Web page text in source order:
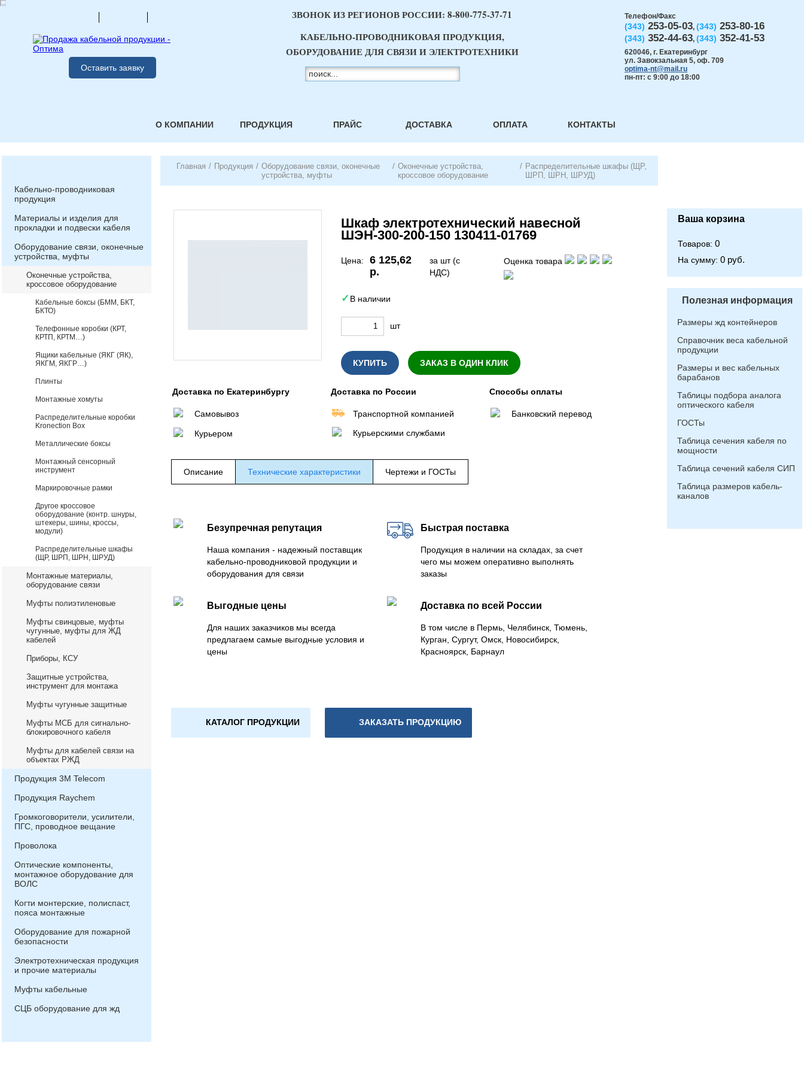
Оставить заявку
Телефон/Факс
(343) 253-05-03, (343) 253-80-16
(343) 352-44-63, (343) 352-41-53
620046, г. Екатеринбург
ул. Завокзальная 5, оф. 709
optima-nt@mail.ru
пн-пт: с 9:00 до 18:00
ЗВОНОК ИЗ РЕГИОНОВ РОССИИ: 8-800-775-37-71
КАБЕЛЬНО-ПРОВОДНИКОВАЯ ПРОДУКЦИЯ,
ОБОРУДОВАНИЕ ДЛЯ СВЯЗИ И ЭЛЕКТРОТЕХНИКИ
О КОМПАНИИ ПРОДУКЦИЯ ПРАЙС ДОСТАВКА ОПЛАТА КОНТАКТЫ
Кабельно-проводниковая
продукция
Материалы и изделия для
прокладки и подвески кабеля
Оборудование связи, оконечные
устройства, муфты
Оконечные устройства,
кроссовое оборудование
Кабельные боксы (БММ, БКТ,
БКТО)
Телефонные коробки (КРТ,
КРТП, КРТМ…)
Ящики кабельные (ЯКГ (ЯК),
ЯКГМ, ЯКГР…)
Плинты
Монтажные хомуты
Распределительные коробки
Kronection Box
Металлические боксы
Монтажный сенсорный
инструмент
Маркировочные рамки
Другое кроссовое
оборудование (контр. шнуры,
штекеры, шины, кроссы,
модули)
Распределительные шкафы
(ЩР, ШРП, ШРН, ШРУД)
Монтажные материалы,
оборудование связи
Муфты полиэтиленовые
Муфты свинцовые, муфты
чугунные, муфты для ЖД
кабелей
Приборы, КСУ
Защитные устройства,
инструмент для монтажа
Муфты чугунные защитные
Муфты МСБ для сигнально-
блокировочного кабеля
Муфты для кабелей связи на
объектах РЖД
Продукция 3М Telecom
Продукция Raychem
Громкоговорители, усилители,
ПГС, проводное вещание
Проволока
Оптические компоненты,
монтажное оборудование для
ВОЛС
Когти монтерские, полиспаст,
пояса монтажные
Оборудование для пожарной
безопасности
Электротехническая продукция
и прочие материалы
Муфты кабельные
СЦБ оборудование для жд
Главная / Продукция / Оборудование связи, оконечные
устройства, муфты
/ Оконечные устройства,
кроссовое оборудование
/ Распределительные шкафы (ЩР,
ШРП, ШРН, ШРУД)
Шкаф электротехнический навесной
ШЭН-300-200-150 130411-01769
Цена:
6 125,62
р.
за шт (с
НДС)
Оценка товара
В наличии
шт
КУПИТЬ ЗАКАЗ В ОДИН КЛИК
Доставка по Екатеринбургу
Самовывоз
Курьером
Доставка по России
Транспортной компанией
Курьерскими службами
Способы оплаты
Банковский перевод
Описание Технические характеристики Чертежи и ГОСТы
Безупречная репутация
Наша компания - надежный поставщик
кабельно-проводниковой продукции и
оборудования для связи
Быстрая поставка
Продукция в наличии на складах, за счет
чего мы можем оперативно выполнять
заказы
Выгодные цены
Для наших заказчиков мы всегда
предлагаем самые выгодные условия и
цены
Доставка по всей России
В том числе в Пермь, Челябинск, Тюмень,
Курган, Сургут, Омск, Новосибирск,
Красноярск, Барнаул
КАТАЛОГ ПРОДУКЦИИ ЗАКАЗАТЬ ПРОДУКЦИЮ
Ваша корзина
Товаров: 0
На сумму: 0 руб.
Полезная информация
Размеры жд контейнеров
Справочник веса кабельной
продукции
Размеры и вес кабельных
барабанов
Таблицы подбора аналога
оптического кабеля
ГОСТы
Таблица сечения кабеля по
мощности
Таблица сечений кабеля СИП
Таблица размеров кабель-
каналов